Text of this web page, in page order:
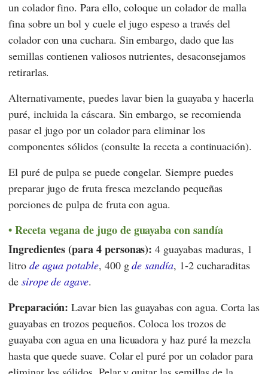
un colador fino. Para ello, coloque un colador de malla
fina sobre un bol y cuele el jugo espeso a través del
colador con una cuchara. Sin embargo, dado que las
semillas contienen valiosos nutrientes, desaconsejamos
retirarlas.
Alternativamente, puedes lavar bien la guayaba y hacerla
puré, incluida la cáscara. Sin embargo, se recomienda
pasar el jugo por un colador para eliminar los
componentes sólidos (consulte la receta a continuación).
El puré de pulpa se puede congelar. Siempre puedes
preparar jugo de fruta fresca mezclando pequeñas
porciones de pulpa de fruta con agua.
Receta vegana de jugo de guayaba con sandía
Ingredientes (para 4 personas): 4 guayabas maduras, 1
litro de agua potable, 400 gde sandía, 1-2 cucharaditas
de sirope de agave.
Preparación: Lavar bien las guayabas con agua. Corta las
guayabas en trozos pequeños. Coloca los trozos de
guayaba con agua en una licuadora y haz puré la mezcla
hasta que quede suave. Colar el puré por un colador para